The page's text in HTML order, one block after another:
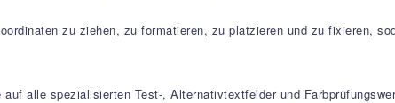
zu ziehen, zu formatieren, zu platzieren und zu fixieren,
alle spezialisierten Test-, Alternativtextfelder und